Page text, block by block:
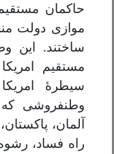
حاکمان
موازی دولت
ساختند. این
مستقیم
سیطرهٔ
وطنفروشی که
آلمان،
راه فساد،